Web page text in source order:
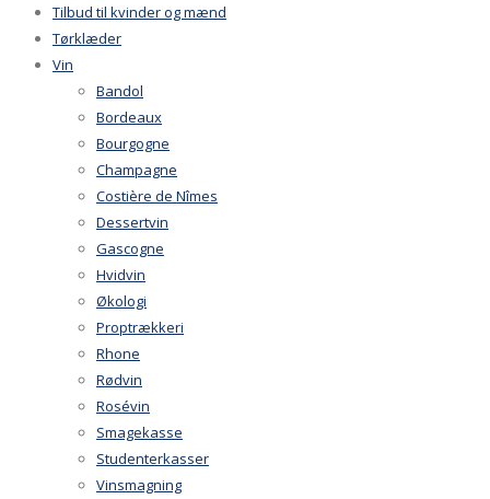
Tilbud til kvinder og mænd
Tørklæder
Vin
Bandol
Bordeaux
Bourgogne
Champagne
Costière de Nîmes
Dessertvin
Gascogne
Hvidvin
Økologi
Proptrækkeri
Rhone
Rødvin
Rosévin
Smagekasse
Studenterkasser
Vinsmagning